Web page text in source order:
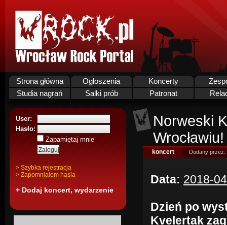
Strona główna Ogłoszenia Koncerty
Studia nagrań
Salki prób Patronat
User:
Hasło:
Zapamiętaj mnie
> Szybka rejestracja
> Zapomnialem hasla
+ Dodaj koncert, wydarzenie
Norweski
Wrocławiu!
koncert Dodany przez:
Data: 2018-
Dzień po
Kvelertak